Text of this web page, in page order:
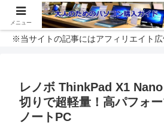
※当サイトの記事にはアフィリエイト
レノボ ThinkPad X1
切りで超軽量！高パフォ
ノートPC
メニュー